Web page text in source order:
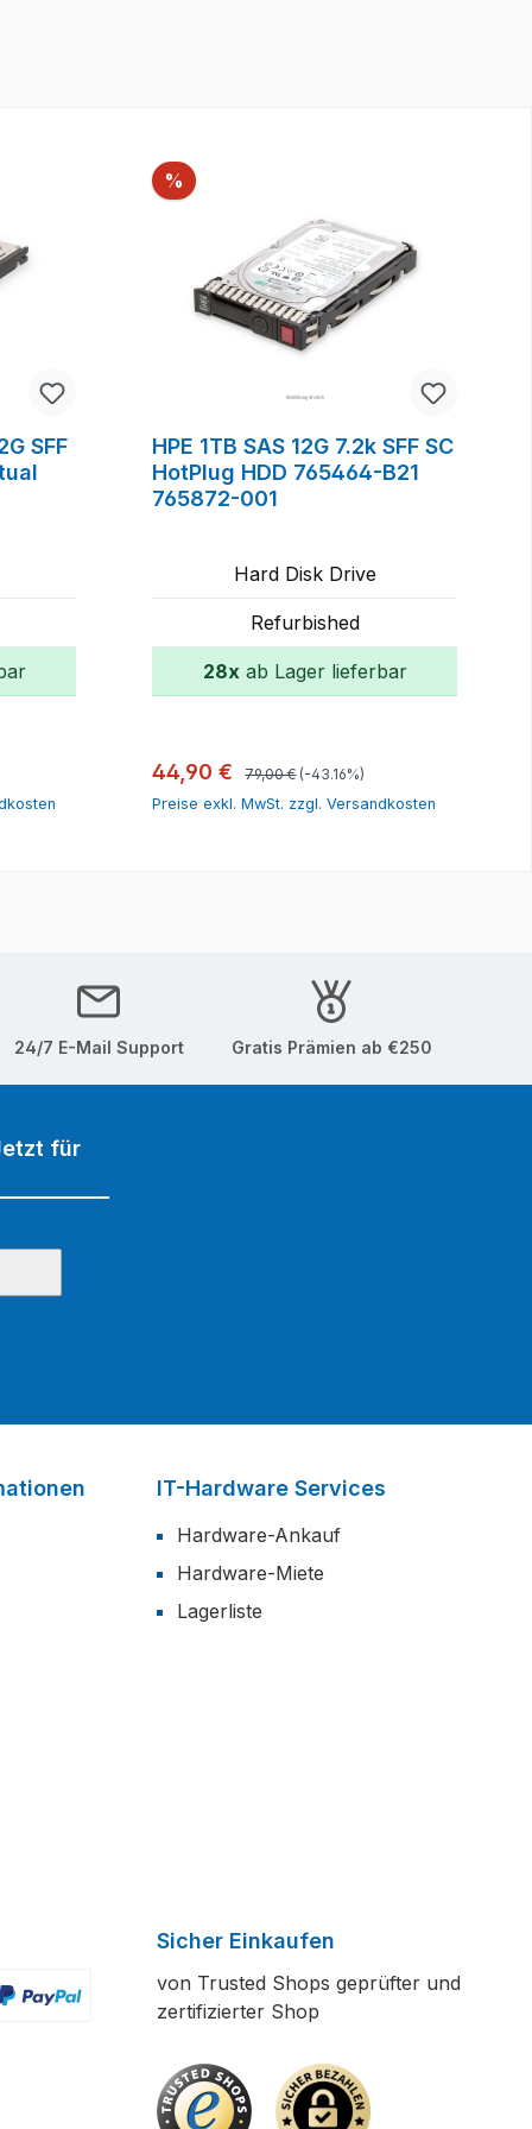
SFF
% Rabatt
HPE 1TB SAS 12G 7.2k SFF SC
HotPlug HDD 765464-B21
765872-001
Hard Disk Drive
Refurbished
28x ab Lager lieferbar
Verkaufspreis:
44,90 € Regulärer Preis:
79,00 € (-43.16%)
Preise exkl. MwSt. zzgl. Versandkosten
24/7 E-Mail Support Gratis Prämien ab €250
für
IT-Hardware Services
Hardware-Ankauf
Hardware-Miete
Lagerliste
Sicher Einkaufen
von Trusted Shops geprüfter und
zertifizierter Shop